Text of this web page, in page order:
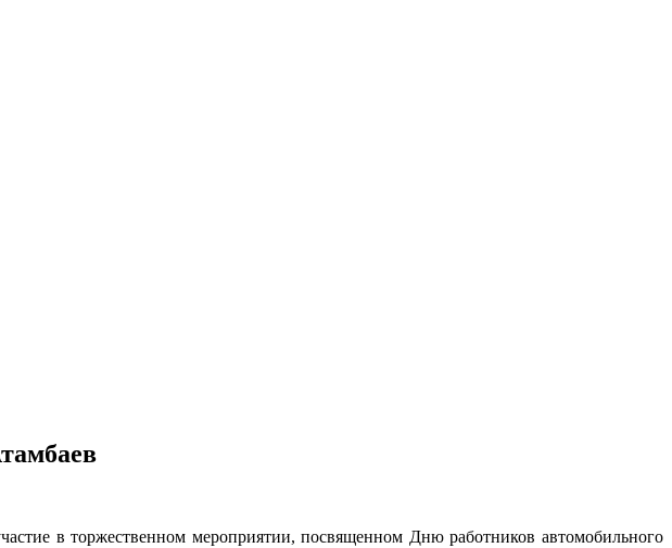
в торжественном мероприятии, посвященном Дню работников автомобильного